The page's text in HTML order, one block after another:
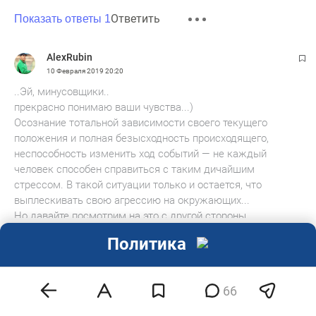
Показать ответы 1Ответить
AlexRubin
10 Февраля 2019 20:20
..Эй, минусовщики..
прекрасно понимаю ваши чувства...)
Осознание тотальной зависимости своего текущего
положения и полная безысходность происходящего,
неспособность изменить ход событий — не каждый
человек способен справиться с таким дичайшим
стрессом. В такой ситуации только и остается, что
выплескивать свою агрессию на окружающих...
Но давайте посмотрим на это с другой стороны.
встречали.. Так? И более того! Никогда лично в будущем
Я только что заглянул в ваши файлы в моей базе данных
66
Политика